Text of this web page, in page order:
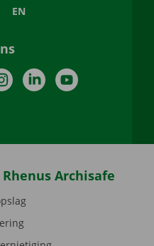
EN
InstagramLinkedInYouTube
Rhenus Archisafe